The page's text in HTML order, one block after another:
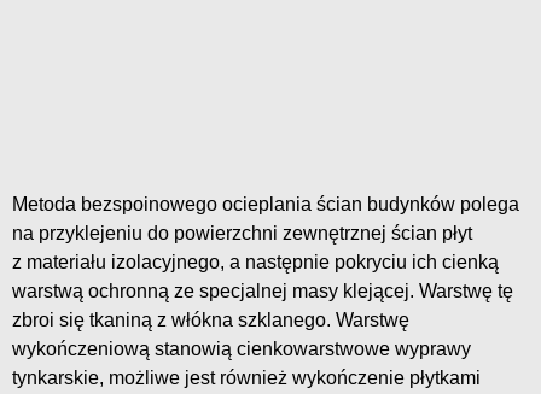
Metoda bezspoinowego ocieplania ścian budynków polega
na przyklejeniu do powierzchni zewnętrznej ścian płyt
z materiału izolacyjnego, a następnie pokryciu ich cienką
warstwą ochronną ze specjalnej masy klejącej. Warstwę tę
zbroi się tkaniną z włókna szklanego. Warstwę
wykończeniową stanowią cienkowarstwowe wyprawy
tynkarskie, możliwe jest również wykończenie płytkami